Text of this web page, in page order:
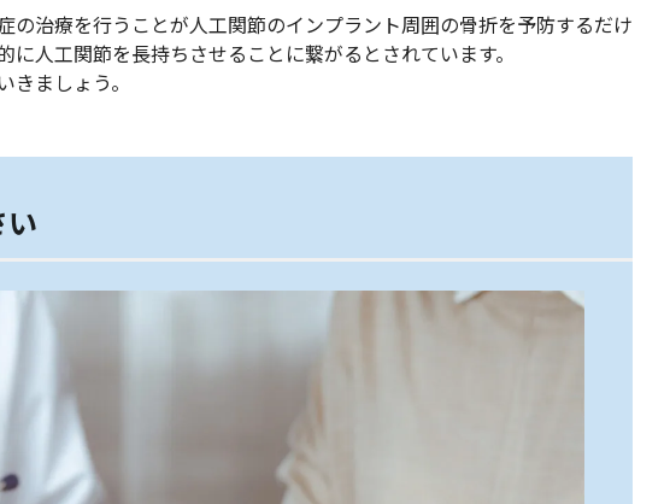
の治療を行うことが人工関節のインプラント周囲の骨折を予防するだけ
人工関節を長持ちさせることに繋がるとされています。
ましょう。